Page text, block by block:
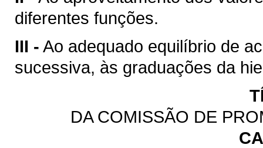
diferentes funções.
III - Ao adequado equilíbrio de
sucessiva, às graduações da
DA COMISSÃO DE